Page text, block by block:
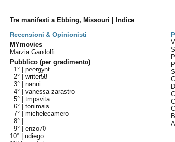
Tre manifesti a Ebbing, Missouri | Indice
Recensioni & Opinionisti
MYmovies
Marzia Gandolfi
Pubblico (per gradimento)
1° |peergynt
2° |writer58
3° |nanni
4° |vanessa zarastro
5° |tmpsvita
6° |tonimais
7° |michelecamero
8° |
9° |enzo70
10° |udiego